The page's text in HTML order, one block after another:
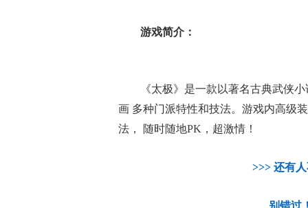
游戏简介：
《太极》是一款以著名古典武侠
画 多种门派特性和技法。游戏内高级
法， 随时随地PK，超激情！
>>> 还有
别错过